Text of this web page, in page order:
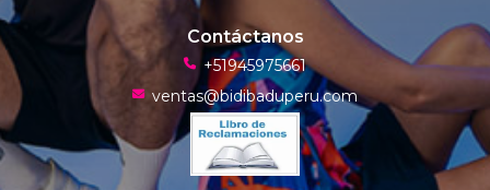
Contáctanos
+51945975661
ventas@bidibaduperu.com